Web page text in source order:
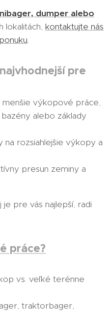
dumper alebo
lokalitách, kontaktujte nás
.
pre
menšie výkopové práce,
alebo základy
na rozsiahlejšie výkopy a
presun zeminy a
pre vás najlepší, radi
práce?
vs. veľké terénne
traktorbager,